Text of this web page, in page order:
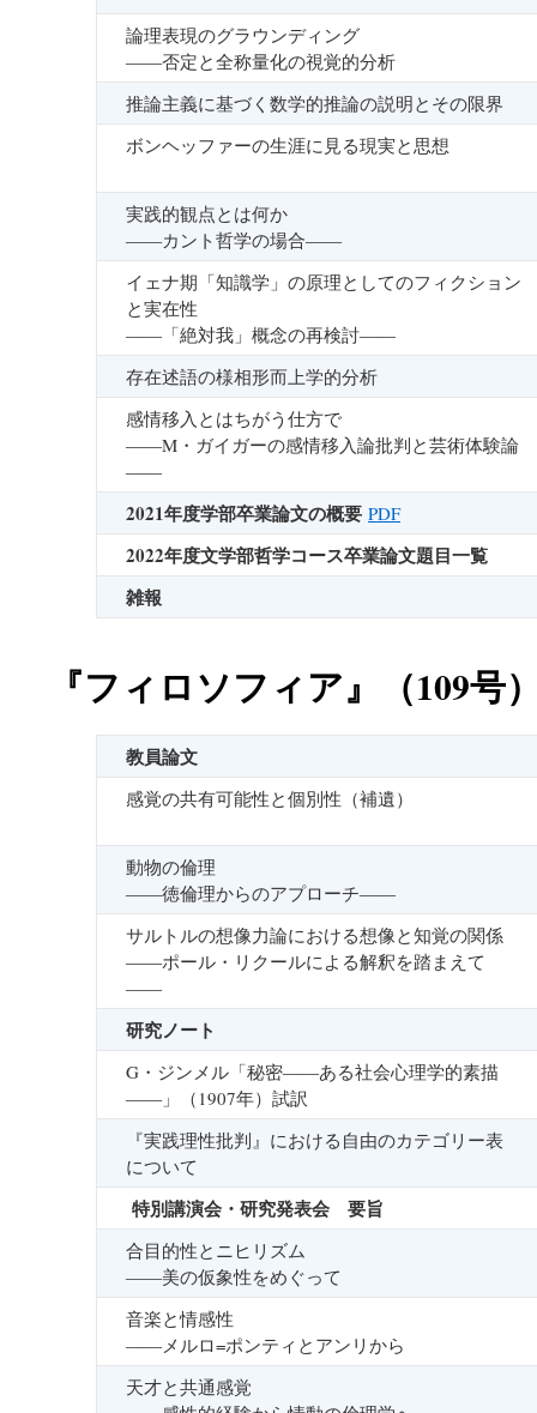
論理表現のグラウンディング
――否定と全称量化の視覚的分析
推論主義に基づく数学的推論の説明とその限界
ボンヘッファーの生涯に見る現実と思想
実践的観点とは何か
――カント哲学の場合――
イェナ期「知識学」の原理としてのフィクション
と実在性
――「絶対我」概念の再検討――
存在述語の様相形而上学的分析
感情移入とはちがう仕方で
――M・ガイガーの感情移入論批判と芸術体験論
――
2021年度学部卒業論文の概要 PDF
2022年度文学部哲学コース卒業論文題目一覧
雑報
『フィロソフィア』（109号
教員論文
感覚の共有可能性と個別性（補遺）
動物の倫理
――徳倫理からのアプローチ――
サルトルの想像力論における想像と知覚の関係
――ポール・リクールによる解釈を踏まえて
――
研究ノート
G・ジンメル「秘密――ある社会心理学的素描
――」（1907年）試訳
『実践理性批判』における自由のカテゴリー表
について
特別講演会・研究発表会 要旨
合目的性とニヒリズム
――美の仮象性をめぐって
音楽と情感性
――メルロ=ポンティとアンリから
天才と共通感覚